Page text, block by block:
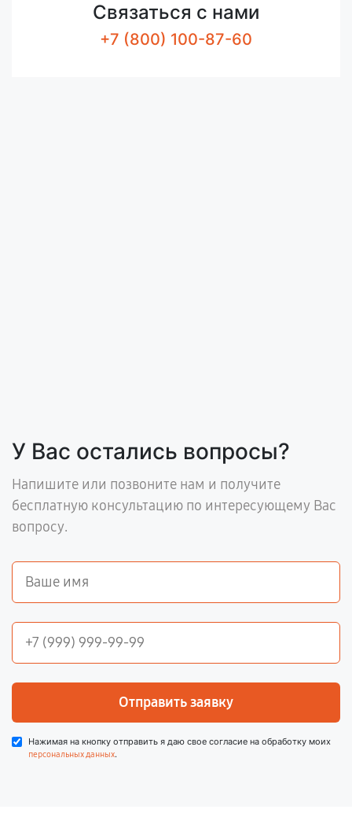
Связаться с нами
+7 (800) 100-87-60
У Вас остались вопросы?
Напишите или позвоните нам и получите
бесплатную консультацию по интересующему Вас
вопросу.
Отправить заявку
Нажимая на кнопку отправить я даю свое согласие на обработку моих
персональных данных.